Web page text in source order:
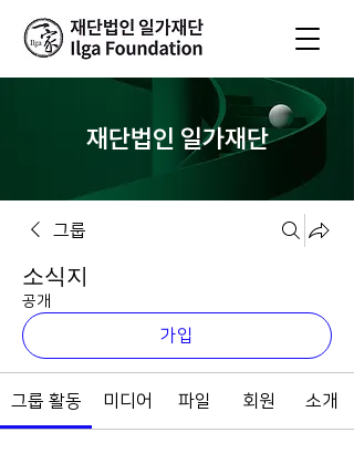
재단법인 일가재단
그룹
소식지
공개
가입
그룹 활동 미디어 파일 회원 소개